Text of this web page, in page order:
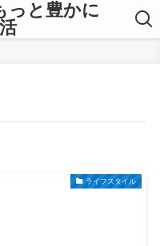
っと豊かに
ライフスタイル